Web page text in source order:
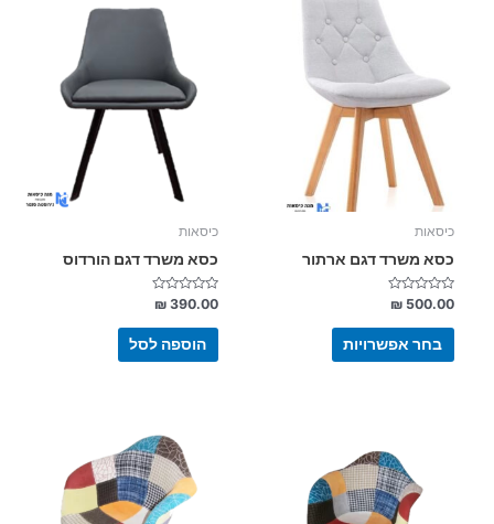
כיסאות
כסא משרד דגם ארתור
דורג
0
מתוך
₪500.00
בחר אפשרויות
זה
מספר
סוגים.
ניתן
לבחור
את
האפשרויות
המוצר
כיסאות
כסא משרד דגם הורדוס
דורג
0
מתוך
₪390.00
הוספה לסל